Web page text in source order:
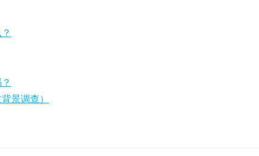
景调查）